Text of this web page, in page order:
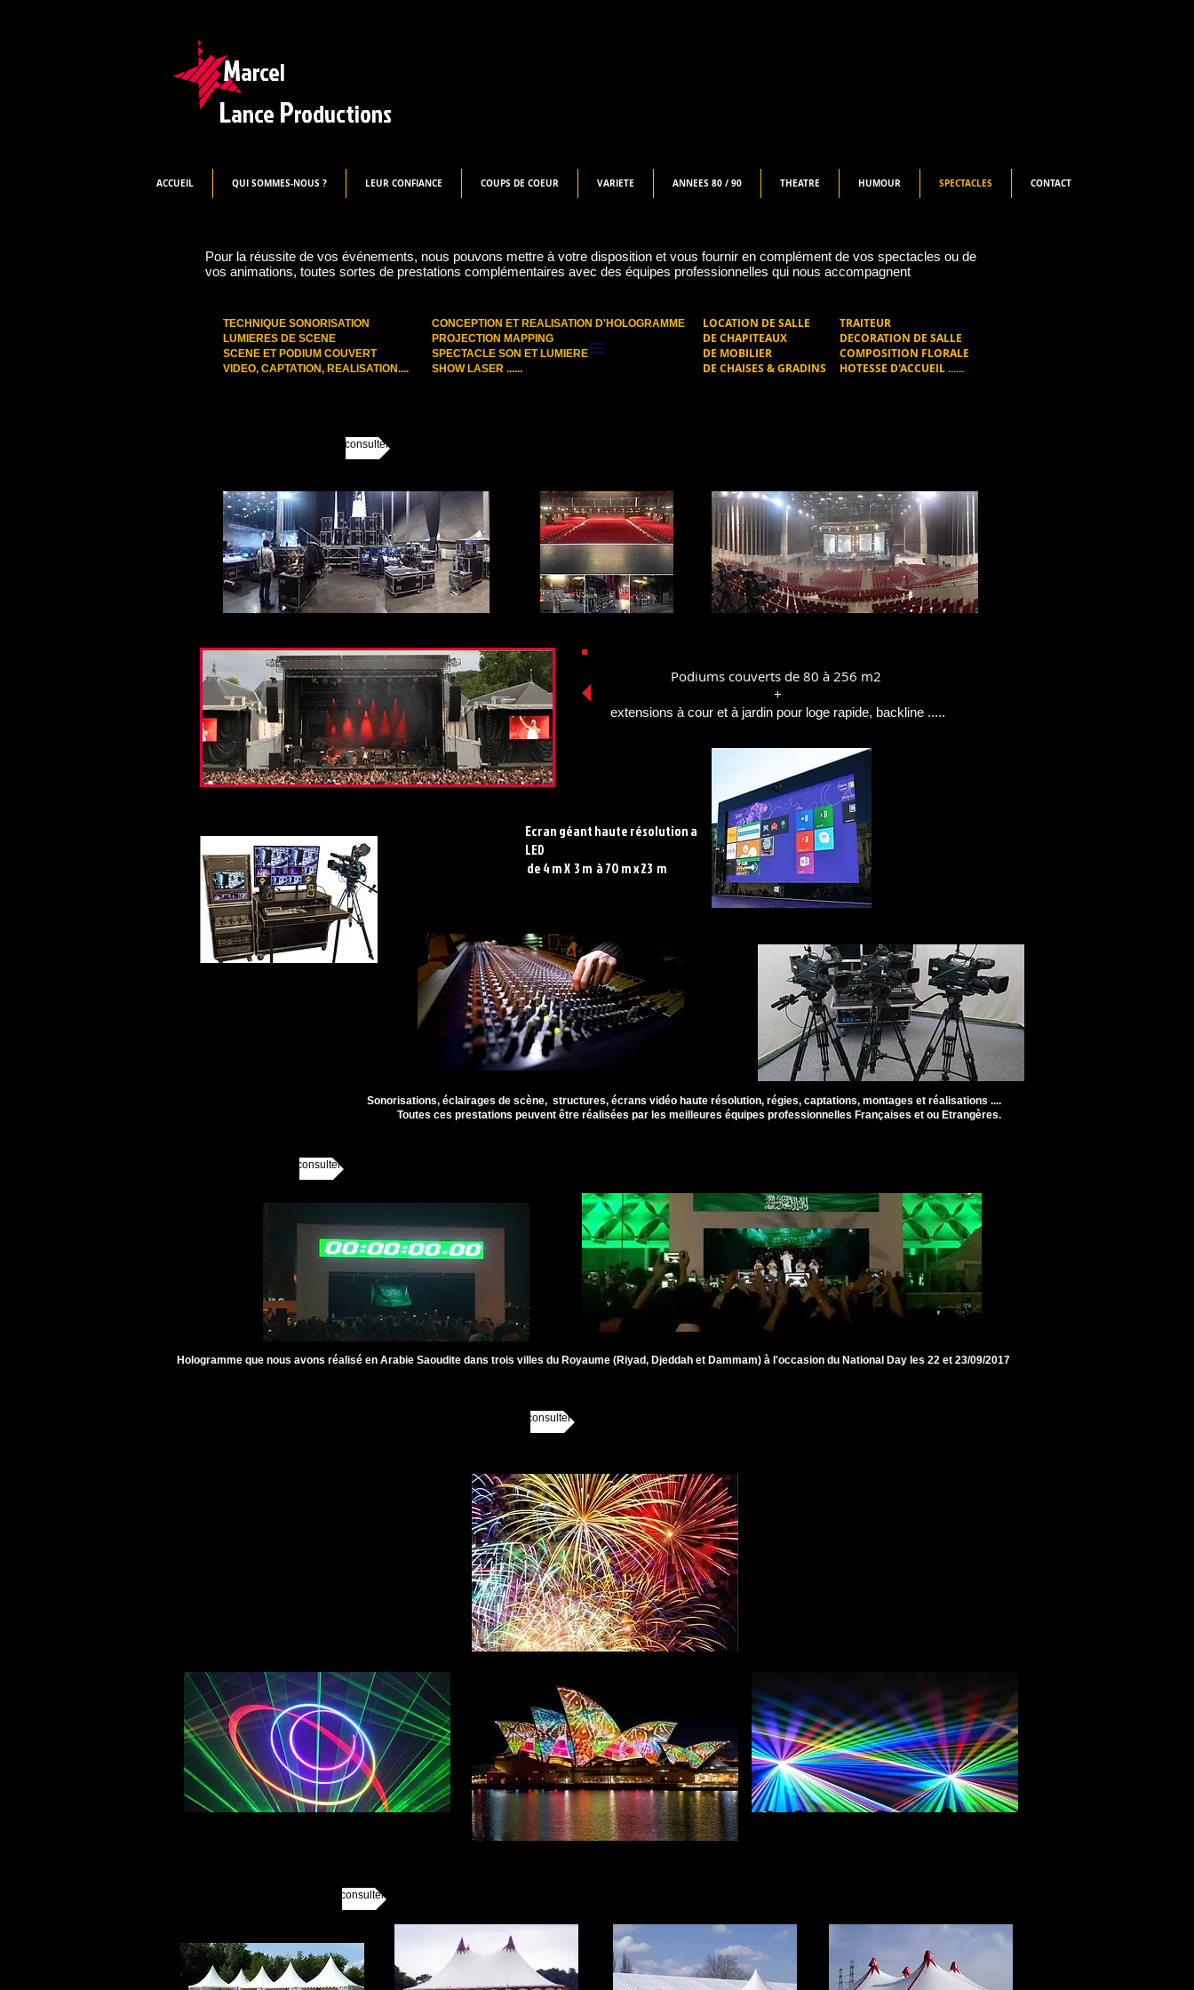
Marcel
Lance Productions
ACCUEIL QUI SOMMES-NOUS ? LEUR CONFIANCE COUPS DE COEUR VARIETE ANNEES 80 / 90 THEATRE HUMOUR SPECTACLES CONTACT
Pour la réussite de vos événements, nous pouvons mettre à votre disposition et vous fournir en complément de vos spectacles ou de
vos animations, toutes sortes de prestations complémentaires avec des équipes professionnelles qui nous accompagnent
TECHNIQUE SONORISATION
LUMIERES DE SCENE
SCENE ET PODIUM COUVERT
VIDEO, CAPTATION, REALISATION....
CONCEPTION ET REALISATION D'HOLOGRAMME
PROJECTION MAPPING
SPECTACLE SON ET LUMIERE
SHOW LASER ......
LOCATION DE SALLE
DE CHAPITEAUX
DE MOBILIER
DE CHAISES & GRADINS
TRAITEUR
DECORATION DE SALLE
COMPOSITION FLORALE
HOTESSE D'ACCUEIL ......
Prestataires TECHNIQUES nous consulter
Podiums couverts de 80 à 256 m2
+
extensions à cour et à jardin pour loge rapide, backline .....
Ecran géant haute résolution a
LED
de 4 m X 3 m à 70 m x 23 m
Sonorisations, éclairages de scène, structures, écrans vidéo haute résolution, régies, captations, montages et réalisations ....
Toutes ces prestations peuvent être réalisées par les meilleures équipes professionnelles Françaises et ou Etrangères.
HOLOGRAMME nous consulter
Hologramme que nous avons réalisé en Arabie Saoudite dans trois villes du Royaume (Riyad, Djeddah et Dammam) à l'occasion du National Day les 22 et 23/09/2017
MAPPING, SON ET LUMIERE, FEU D'ARTIFICE, SHOW LASER, nous consulter
Prestataires CHAPITEAUX nous consulter